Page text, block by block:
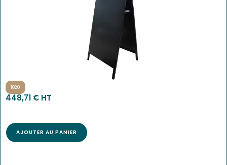
1820
448,71 € HT
AJOUTER AU PANIER